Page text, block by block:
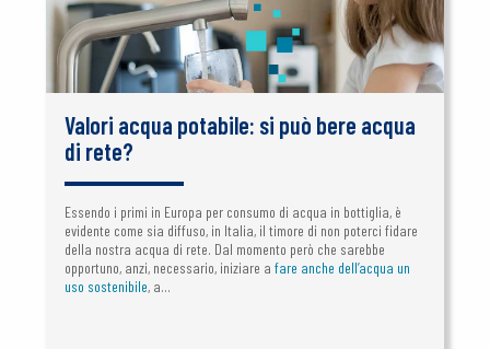
Valori acqua potabile: si può bere acqua
di rete?
Essendo i primi in Europa per consumo di acqua in bottiglia, è
evidente come sia diffuso, in Italia, il timore di non poterci fidare
della nostra acqua di rete. Dal momento però che sarebbe
opportuno, anzi, necessario, iniziare afare anche dell’acqua un
uso sostenibile, a...